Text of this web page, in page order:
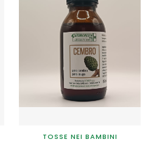
TOSSE NEI BAMBINI